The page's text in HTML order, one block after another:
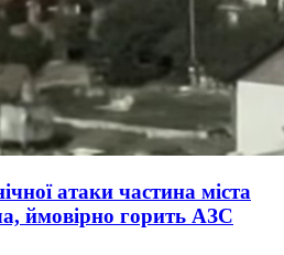
атаки частина міста
ймовірно горить АЗС